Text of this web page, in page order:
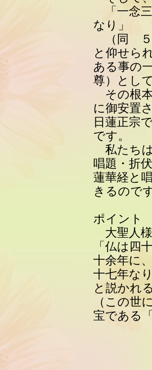
「一念
なり」
（同 ５
と仰せら
ある事の
尊）とし
その根本
に御安置
日蓮正宗
です。
私たちは
唱題・折
蓮華経と
きるのです
ポイント
大聖人
「仏は四
十余年に
十七年な
と説かれ
（この世
宝である